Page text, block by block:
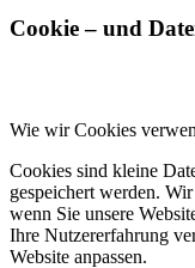
Cookie – und
Wie wir Cookies
Cookies sind kleine
gespeichert werden.
wenn Sie unsere
Ihre Nutzererfahrung
Website anpassen.